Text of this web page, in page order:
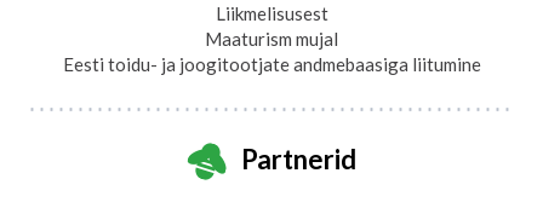
Liikmelisusest
Maaturism mujal
Eesti toidu- ja joogitootjate andmebaasiga liitumine
Partnerid